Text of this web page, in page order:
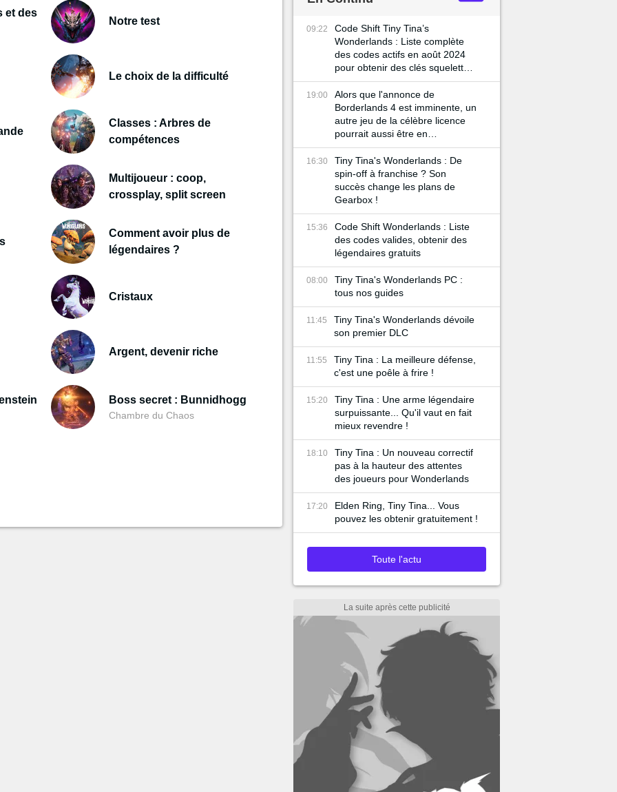
et des
Notre test
Le choix de la difficulté
Classes : Arbres de
compétences
Multijoueur : coop,
crossplay, split screen
Comment avoir plus de
légendaires ?
Cristaux
Argent, devenir riche
Boss secret : Bunnidhogg
Chambre du Chaos
09:22
Code Shift Tiny Tina’s
Wonderlands : Liste complète
des codes actifs en août 2024
pour obtenir des clés squelettes
et récompenses gratuites
19:00
Alors que l'annonce de
Borderlands 4 est imminente, un
autre jeu de la célèbre licence
pourrait aussi être en
développement
16:30
Tiny Tina's Wonderlands : De
spin-off à franchise ? Son
succès change les plans de
Gearbox !
15:36
Code Shift Wonderlands : Liste
des codes valides, obtenir des
légendaires gratuits
08:00
Tiny Tina's Wonderlands PC :
tous nos guides
11:45
Tiny Tina's Wonderlands dévoile
son premier DLC
11:55
Tiny Tina : La meilleure défense,
c'est une poêle à frire !
15:20
Tiny Tina : Une arme légendaire
surpuissante... Qu'il vaut en fait
mieux revendre !
18:10
Tiny Tina : Un nouveau correctif
pas à la hauteur des attentes
des joueurs pour Wonderlands
17:20
Elden Ring, Tiny Tina... Vous
pouvez les obtenir gratuitement !
Toute l'actu